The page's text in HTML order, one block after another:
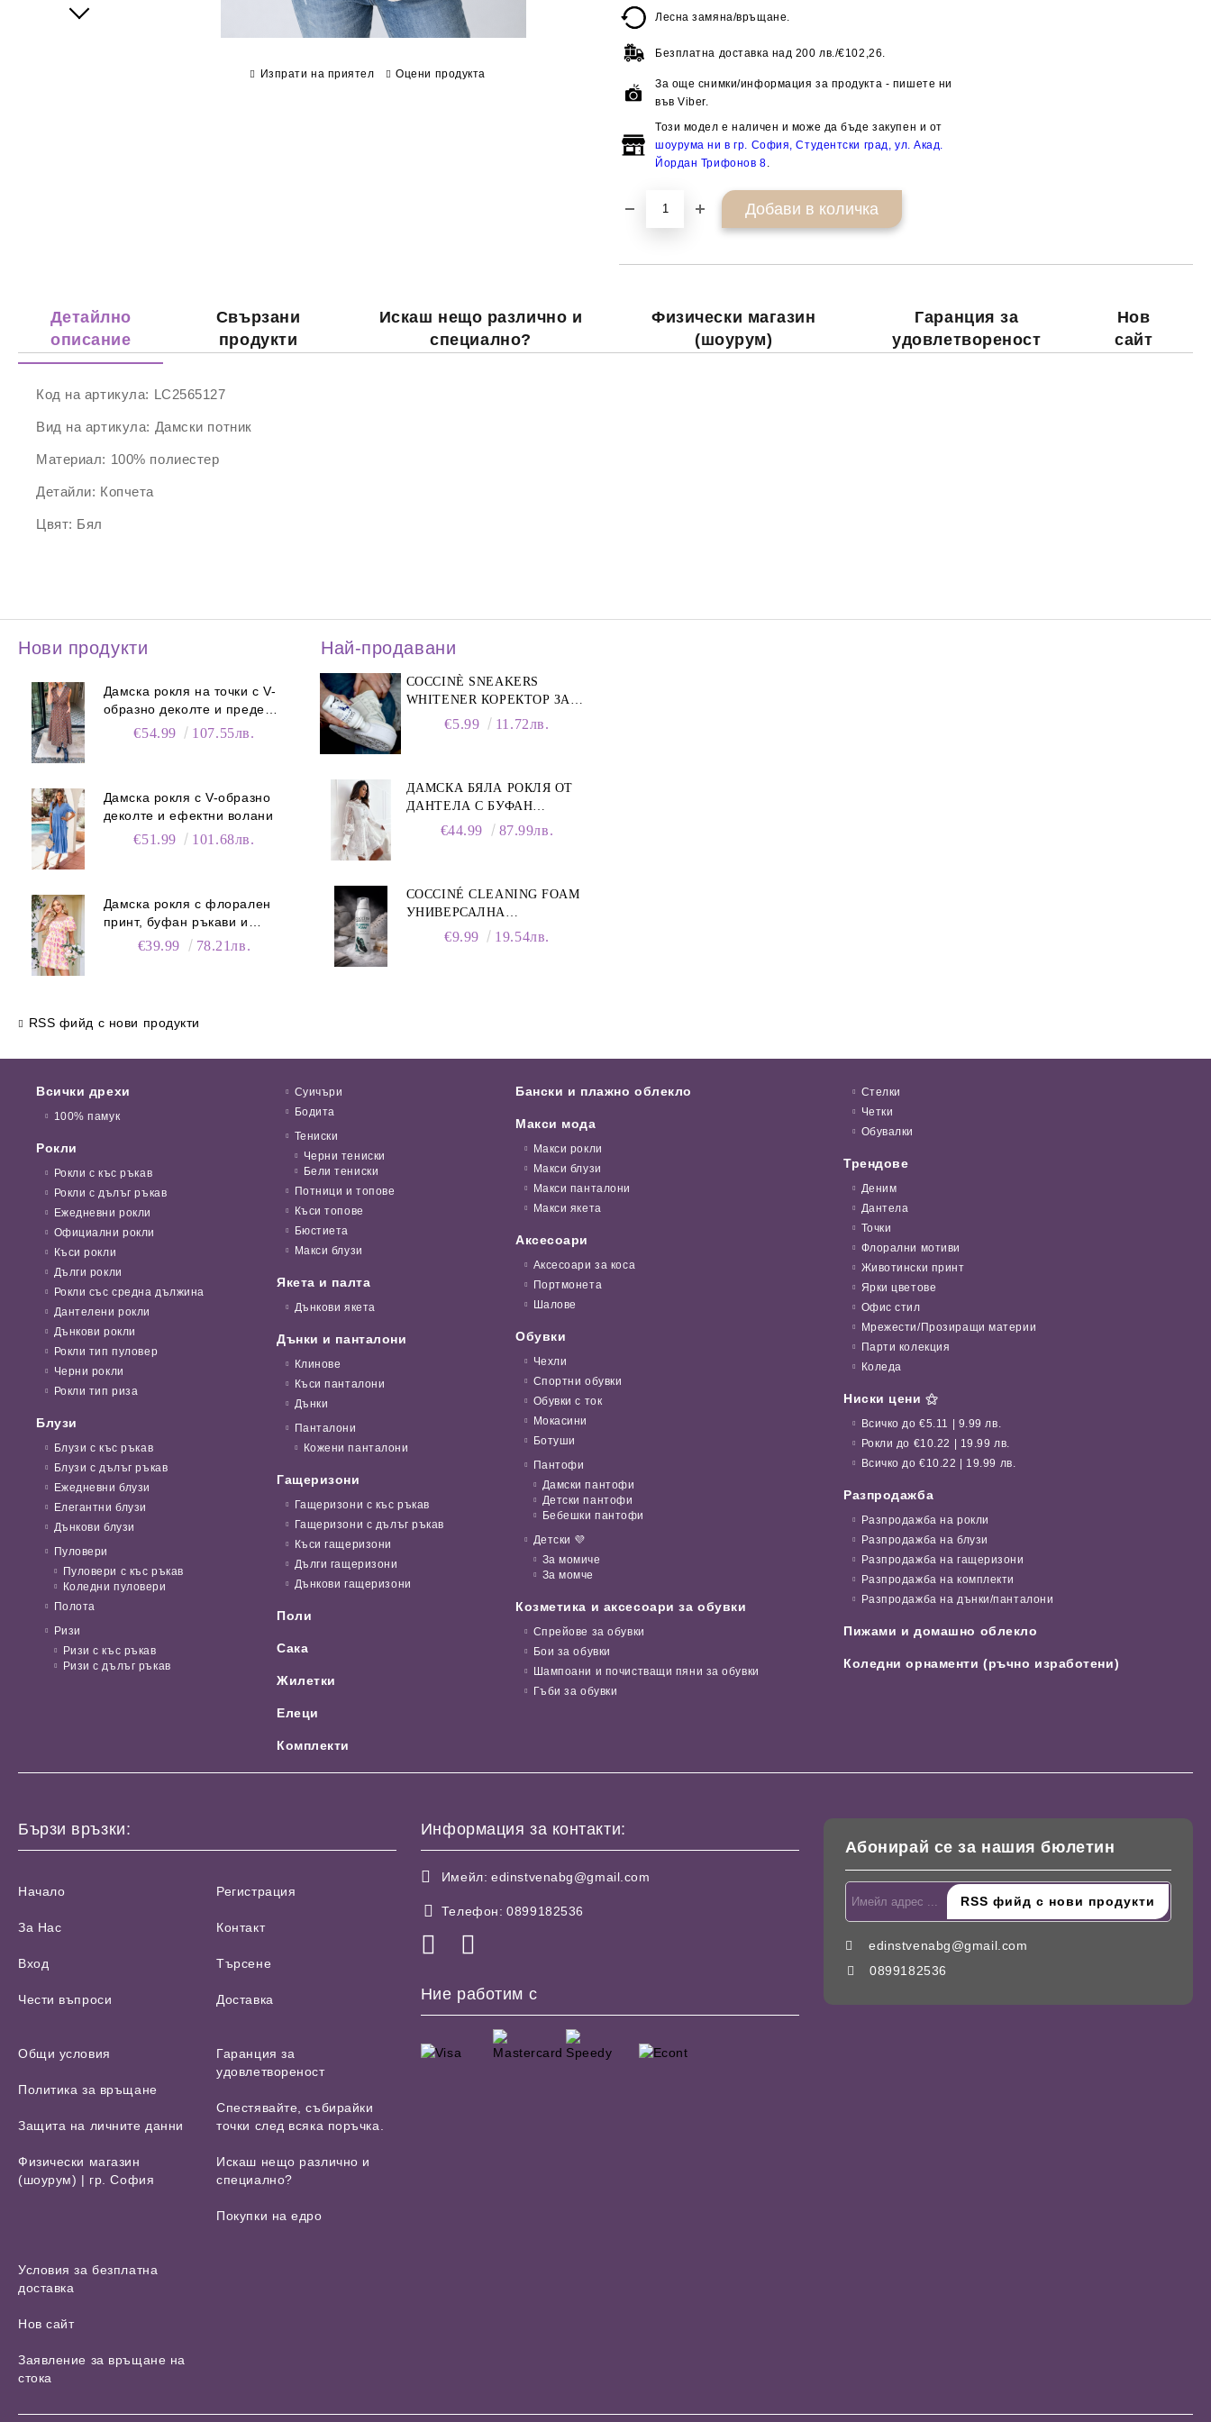
Лесна замяна/връщане.
Безплатна доставка над 200 лв./€102,26.
За още снимки/информация за продукта - пишете ни
във Viber.
Този модел е наличен и може да бъде закупен и от
шоурума ни в гр. София, Студентски град, ул. Акад.
Йордан Трифонов 8
Изпрати на приятел Оцени продукта
Детайлно
описание
Свързани
продукти
Искаш нещо различно и
специално?
Физически магазин
(шоурум)
Гаранция за
удовлетвореност
Нов
сайт
Код на артикула: LC2565127
Вид на артикула: Дамски потник
Материал: 100% полиестер
Детайли: Копчета
Цвят: Бял
Нови продукти
Дамска рокля на точки с V-
образно деколте и преден
€54.99 107.55лв.
Дамска рокля с V-образно
деколте и ефектни волани
€51.99 101.68лв.
Дамска рокля с флорален
принт, буфан ръкави и
джобове€39.99 78.21лв.
RSS фийд с нови продукти
Най-продавани
COCCINÈ SNEAKERS
WHITENER КОРЕКТОР ЗА
БЕЛИ МАРАТОНКИ, 75 ML
€5.99 11.72лв.
ДАМСКА БЯЛА РОКЛЯ ОТ
ДАНТЕЛА С БУФАН
РЪКАВИ И ЯКА
€44.99 87.99лв.
COCCINÉ CLEANING FOAM
УНИВЕРСАЛНА
ПОЧИСТВАЩА ПЯНА ЗА
€9.99 19.54лв.
Всички дрехи
100% памук
Рокли
Рокли с къс ръкав
Рокли с дълъг ръкав
Ежедневни рокли
Официални рокли
Къси рокли
Дълги рокли
Рокли със средна дължина
Дантелени рокли
Дънкови рокли
Рокли тип пуловер
Черни рокли
Рокли тип риза
Блузи
Блузи с къс ръкав
Блузи с дълъг ръкав
Ежедневни блузи
Елегантни блузи
Дънкови блузи
Пуловери
Пуловери с къс ръкав
Коледни пуловери
Полота
Ризи
Ризи с къс ръкав
Ризи с дълъг ръкав
Суичъри
Бодита
Тениски
Черни тениски
Бели тениски
Потници и топове
Къси топове
Бюстиета
Макси блузи
Якета и палта
Дънкови якета
Дънки и панталони
Клинове
Къси панталони
Дънки
Панталони
Кожени панталони
Гащеризони
Гащеризони с къс ръкав
Гащеризони с дълъг ръкав
Къси гащеризони
Дълги гащеризони
Дънкови гащеризони
Поли
Сака
Жилетки
Елеци
Комплекти
Бански и плажно облекло
Макси мода
Макси рокли
Макси блузи
Макси панталони
Макси якета
Аксесоари
Аксесоари за коса
Портмонета
Шалове
Обувки
Чехли
Спортни обувки
Обувки с ток
Мокасини
Ботуши
Пантофи
Дамски пантофи
Детски пантофи
Бебешки пантофи
Детски 💜
За момиче
За момче
Козметика и аксесоари за обувки
Спрейове за обувки
Бои за обувки
Шампоани и почистващи пяни за обувки
Гъби за обувки
Стелки
Четки
Обувалки
Трендове
Деним
Дантела
Точки
Флорални мотиви
Животински принт
Ярки цветове
Офис стил
Мрежести/Прозиращи материи
Парти колекция
Коледа
Ниски цени ⚝
Всичко до €5.11 | 9.99 лв.
Рокли до €10.22 | 19.99 лв.
Всичко до €10.22 | 19.99 лв.
Разпродажба
Разпродажба на рокли
Разпродажба на блузи
Разпродажба на гащеризони
Разпродажба на комплекти
Разпродажба на дънки/панталони
Пижами и домашно облекло
Коледни орнаменти (ръчно изработени)
Бързи връзки:
Начало
За Нас
Вход
Чести въпроси
Регистрация
Контакт
Търсене
Доставка
Общи условия
Политика за връщане
Защита на личните данни
Физически магазин
(шоурум) | гр. София
Гаранция за
удовлетвореност
Спестявайте, събирайки
точки след всяка поръчка.
Искаш нещо различно и
специално?
Покупки на едро
Условия за безплатна
доставка
Нов сайт
Заявление за връщане на
стока
Информация за контакти:
Имейл: edinstvenabg@gmail.com
Телефон: 0899182536
Ние работим с
Абонирай се за нашия бюлетин
edinstvenabg@gmail.com
0899182536